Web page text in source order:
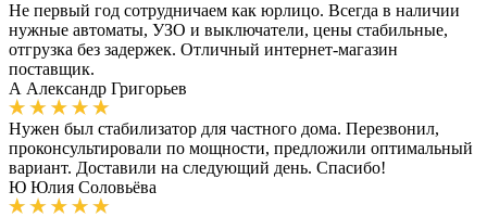
Не первый год сотрудничаем как юрлицо. Всегда в наличии
нужные автоматы, УЗО и выключатели, цены стабильные,
отгрузка без задержек. Отличный интернет-магазин
поставщик.
А Александр Григорьев
Нужен был стабилизатор для частного дома. Перезвонил,
проконсультировали по мощности, предложили оптимальный
вариант. Доставили на следующий день. Спасибо!
Ю Юлия Соловьёва